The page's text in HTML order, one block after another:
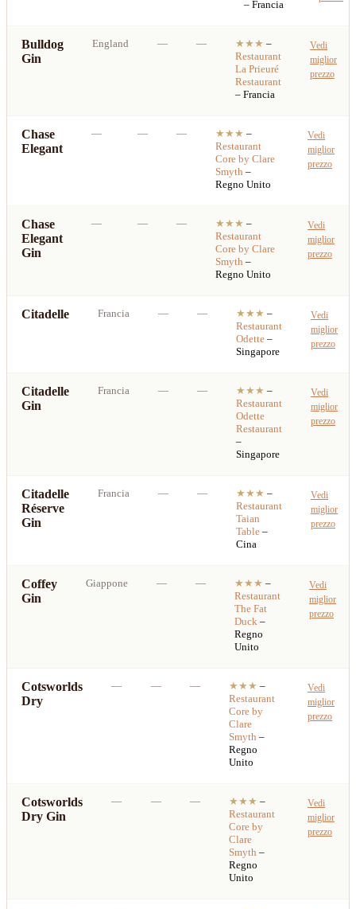
– Francia
Bulldog
Gin
England — — ★★★ –
Restaurant
La Prieuré
Restaurant
– Francia
Vedi
miglior
prezzo
Chase
Elegant
— — — ★★★ –
Restaurant
Core by Clare
Smyth –
Regno Unito
Vedi
miglior
prezzo
Chase
Elegant
Gin
— — — ★★★ –
Restaurant
Core by Clare
Smyth –
Regno Unito
Vedi
miglior
prezzo
Citadelle Francia — — ★★★ –
Restaurant
Odette –
Singapore
Vedi
miglior
prezzo
Citadelle
Gin
Francia — — ★★★ –
Restaurant
Odette
Restaurant
–
Singapore
Vedi
miglior
prezzo
Citadelle
Réserve
Gin
Francia — — ★★★ –
Restaurant
Taian
Table –
Cina
Vedi
miglior
prezzo
Coffey
Gin
Giappone — — ★★★ –
Restaurant
The Fat
Duck –
Regno
Unito
Vedi
miglior
prezzo
Cotsworlds
Dry
— — — ★★★ –
Restaurant
Core by
Clare
Smyth –
Regno
Unito
Vedi
miglior
prezzo
Cotsworlds
Dry Gin
— — — ★★★ –
Restaurant
Core by
Clare
Smyth –
Regno
Unito
Vedi
miglior
prezzo